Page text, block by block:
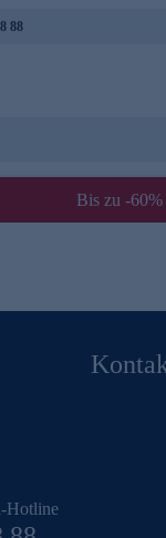
88
Bis zu -
Hotline